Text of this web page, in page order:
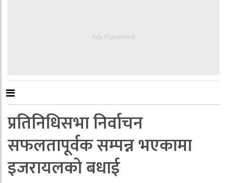
Ads Placement
प्रतिनिधिसभा निर्वाचन
सफलतापूर्वक सम्पन्न भएकामा
इजरायलको बधाई